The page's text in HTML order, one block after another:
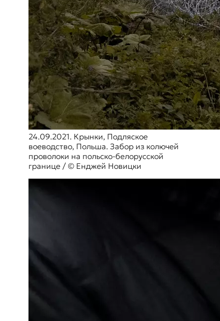
24.09.2021. Крынки, Подляское
воеводство, Польша. Забор из колючей
проволоки на польско-белорусской
границе / © Енджей Новицки